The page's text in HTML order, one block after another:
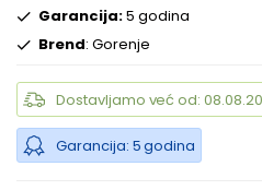
Garancija:5 godina
Brend: Gorenje
Dostavljamo već od:
Garancija: 5 godina